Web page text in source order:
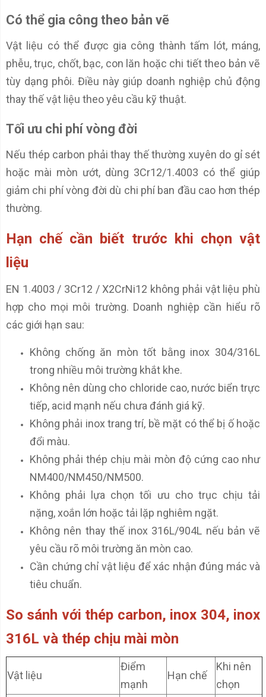
Có thể gia công theo bản vẽ
Vật liệu có thể được gia công thành tấm lót, máng,
phễu, trục, chốt, bạc, con lăn hoặc chi tiết theo bản vẽ
tùy dạng phôi. Điều này giúp doanh nghiệp chủ động
thay thế vật liệu theo yêu cầu kỹ thuật.
Tối ưu chi phí vòng đời
Nếu thép carbon phải thay thế thường xuyên do gỉ sét
hoặc mài mòn ướt, dùng 3Cr12/1.4003 có thể giúp
giảm chi phí vòng đời dù chi phí ban đầu cao hơn thép
thường.
Hạn chế cần biết trước khi chọn vật
liệu
EN 1.4003 / 3Cr12 / X2CrNi12 không phải vật liệu phù
hợp cho mọi môi trường. Doanh nghiệp cần hiểu rõ
các giới hạn sau:
Không chống ăn mòn tốt bằng inox 304/316L
trong nhiều môi trường khắt khe.
Không nên dùng cho chloride cao, nước biển trực
tiếp, acid mạnh nếu chưa đánh giá kỹ.
Không phải inox trang trí, bề mặt có thể bị ố hoặc
đổi màu.
Không phải thép chịu mài mòn độ cứng cao như
NM400/NM450/NM500.
Không phải lựa chọn tối ưu cho trục chịu tải
nặng, xoắn lớn hoặc tải lặp nghiêm ngặt.
Không nên thay thế inox 316L/904L nếu bản vẽ
yêu cầu rõ môi trường ăn mòn cao.
Cần chứng chỉ vật liệu để xác nhận đúng mác và
tiêu chuẩn.
So sánh với thép carbon, inox 304, inox
316L và thép chịu mài mòn
Vật liệu
Điểm
mạnh
Hạn chế
Khi nên
chọn